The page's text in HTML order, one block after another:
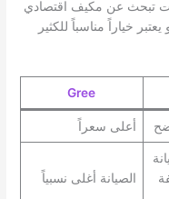
كنت تبحث عن مكيف اقتصادي
خياراً مناسباً للكثير
Gree
أعلى سعراً
الصيانة أغلى نسبياً